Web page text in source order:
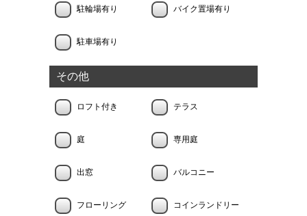
駐輪場有り バイク置場有り
駐車場有り
その他
ロフト付き テラス
庭 専用庭
出窓 バルコニー
フローリング コインランドリー